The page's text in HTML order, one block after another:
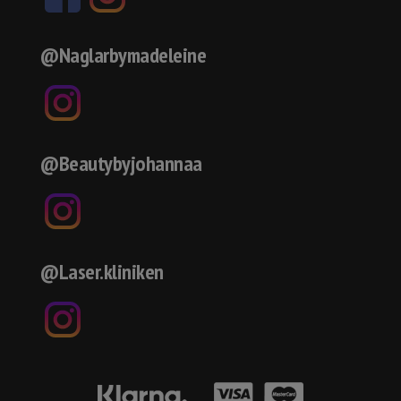
@Naglarbymadeleine
@Beautybyjohannaa
@Laser.kliniken